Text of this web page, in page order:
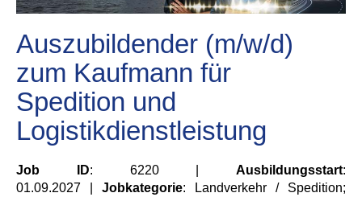
Auszubildender (m/w/d)
zum Kaufmann für
Spedition und
Logistikdienstleistung
Job ID: 6220 | Ausbildungsstart:
01.09.2027 | Jobkategorie: Landverkehr / Spedition;